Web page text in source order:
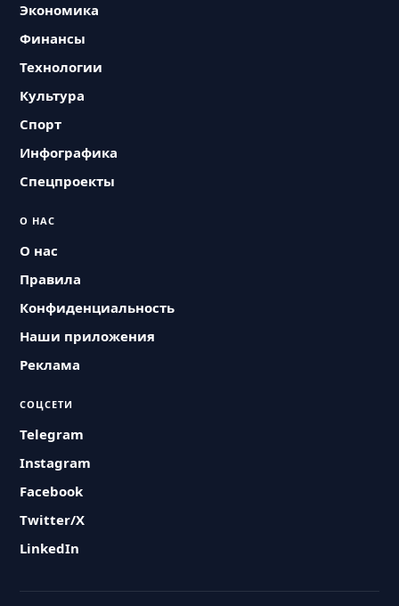
Экономика
Финансы
Технологии
Культура
Спорт
Инфографика
Спецпроекты
О НАС
О нас
Правила
Конфиденциальность
Наши приложения
Реклама
СОЦСЕТИ
Telegram
Instagram
Facebook
Twitter/X
LinkedIn